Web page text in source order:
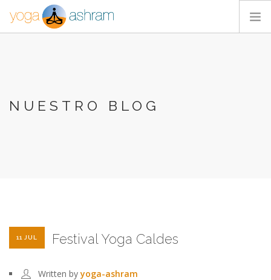
CONTACTA
NUESTRO BLOG
11 JUL Festival Yoga Caldes
Written byyoga-ashram